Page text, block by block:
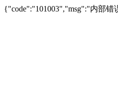
{"code":"101003","msg":"内部错